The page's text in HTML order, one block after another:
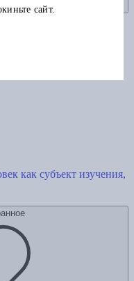
как субъект изучения,
сайт.